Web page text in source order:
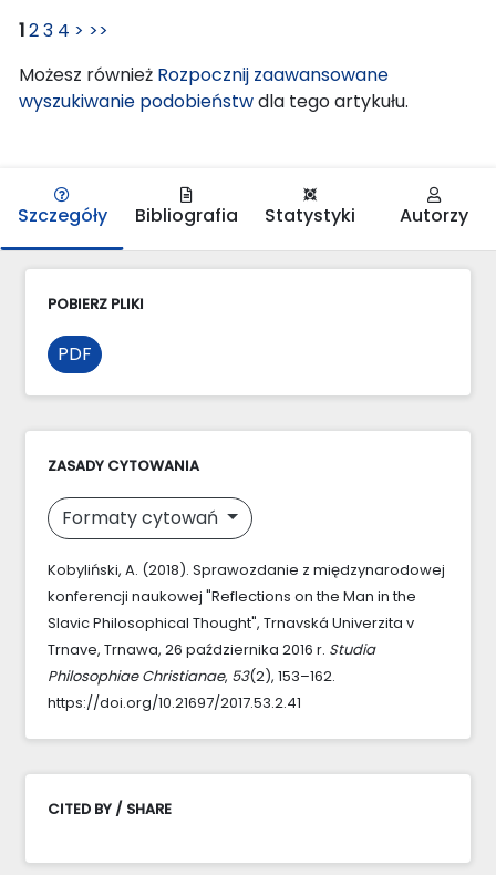
123 4 > >>
Możesz również Rozpocznij zaawansowane
wyszukiwanie podobieństwdla tego artykułu.
Szczegóły Bibliografia Statystyki Autorzy
POBIERZ PLIKI
PDF
ZASADY CYTOWANIA
Formaty cytowań
Kobyliński, A. (2018). Sprawozdanie z międzynarodowej
konferencji naukowej "Reflections on the Man in the
Slavic Philosophical Thought", Trnavská Univerzita v
Trnave, Trnawa, 26 października 2016 r. Studia
Philosophiae Christianae, 53(2), 153–162.
https://doi.org/10.21697/2017.53.2.41
CITED BY / SHARE